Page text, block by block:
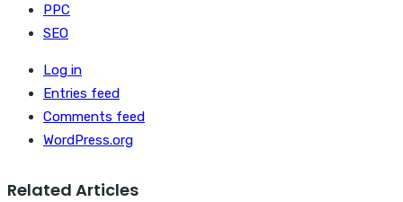
PPC
SEO
Log in
Entries feed
Comments feed
WordPress.org
Related Articles